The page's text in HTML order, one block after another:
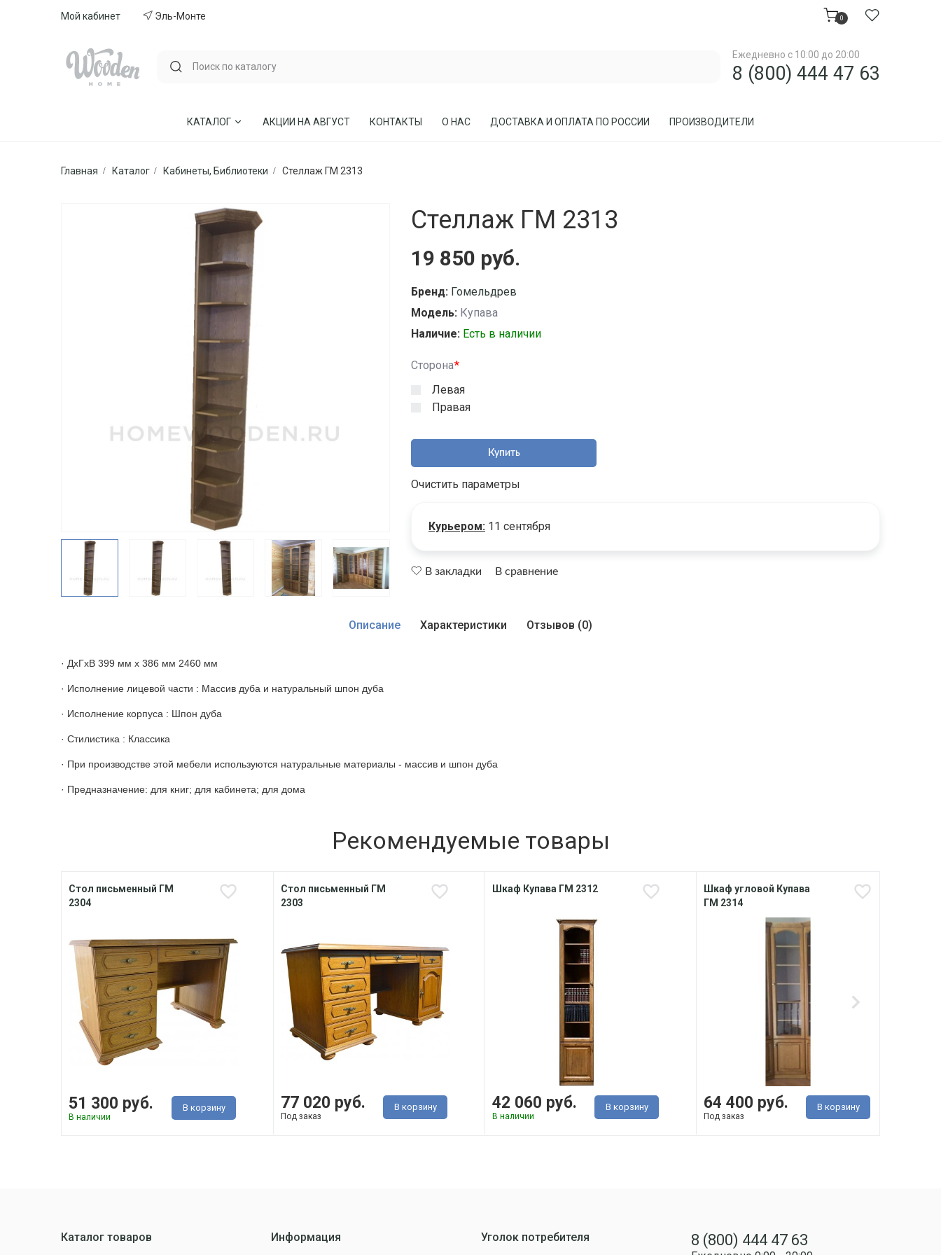
Мой кабинет Эль-Монте 0
Ежедневно с 10:00 до 20:00
8 (800) 444 47 63
КАТАЛОГ
МЕБЕЛЬ ИЗ СОСНЫ
КУХНИ
ДЕТСКИЕ
КАБИНЕТЫ, БИБЛИОТЕКИ
МАТРАСЫ
АКЦИИ НА АВГУСТ КОНТАКТЫ О НАС ДОСТАВКА И ОПЛАТА ПО РОССИИ ПРОИЗВОДИТЕЛИ
Главная Каталог Кабинеты, Библиотеки Стеллаж ГМ 2313
Стеллаж ГМ 2313
19 850 руб.
Бренд: Гомельдрев
Модель: Купава
Наличие: Есть в наличии
Сторона
Левая
Правая
Купить
Очистить параметры
Курьером: 11 сентября
В закладки В сравнение
Описание Характеристики Отзывов (0)
· ДхГхВ 399 мм х 386 мм 2460 мм
· Исполнение лицевой части : Массив дуба и натуральный шпон дуба
· Исполнение корпуса : Шпон дуба
· Стилистика : Классика
· При производстве этой мебели используются натуральные материалы - массив и шпон дуба
· Предназначение: для книг; для кабинета; для дома
Рекомендуемые товары
Стол письменный ГМ
2304
51 300 руб.
В наличии
В корзину
Стол письменный ГМ
2303
77 020 руб.
Под заказ
В корзину
Шкаф Купава ГМ 2312
42 060 руб.
В наличии
В корзину
Шкаф угловой Купава
ГМ 2314
64 400 руб.
Под заказ
В корзину
Каталог товаров Информация Уголок потребителя 8 (800) 444 47 63